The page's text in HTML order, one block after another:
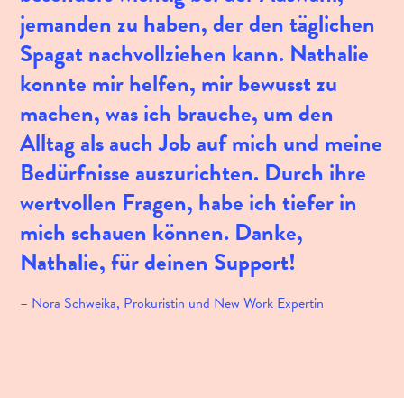
jemanden zu haben, der den täglichen
Spagat nachvollziehen kann. Nathalie
konnte mir helfen, mir bewusst zu
machen, was ich brauche, um den
Alltag als auch Job auf mich und meine
Bedürfnisse auszurichten. Durch ihre
wertvollen Fragen, habe ich tiefer in
mich schauen können. Danke,
Nathalie, für deinen Support!
– Nora Schweika, Prokuristin und New Work Expertin